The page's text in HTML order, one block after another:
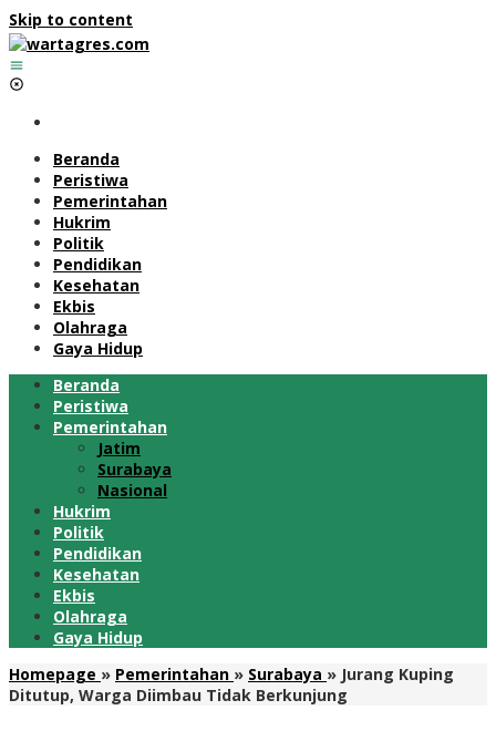
Skip to content
Beranda
Peristiwa
Pemerintahan
Hukrim
Politik
Pendidikan
Kesehatan
Ekbis
Olahraga
Gaya Hidup
Beranda
Peristiwa
Pemerintahan
Jatim
Surabaya
Nasional
Hukrim
Politik
Pendidikan
Kesehatan
Ekbis
Olahraga
Gaya Hidup
Homepage » Pemerintahan » Surabaya » Jurang Kuping
Ditutup, Warga Diimbau Tidak Berkunjung